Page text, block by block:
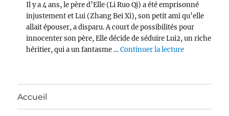
Il y a 4 ans, le père d’Elle (Li Ruo Qi) a été emprisonné
injustement et Lui (Zhang Bei Xi), son petit ami qu’elle
allait épouser, a disparu. A court de possibilités pour
innocenter son père, Elle décide de séduire Lui2, un riche
héritier, qui a un fantasme …Continuer la lecturede « Devotee
Accueil